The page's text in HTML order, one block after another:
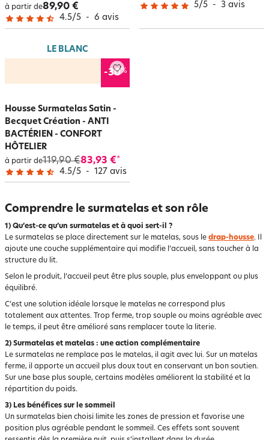
à partir de89,90 €
4.5/5 - 6 avis
5/5 - 3 avis
LE BLANC
-30%
Housse Surmatelas Satin -
Becquet Création - ANTI
BACTÉRIEN - CONFORT
HÔTELIER
à partir de119,90 €83,93 €*
4.5/5 - 127 avis
Comprendre le surmatelas et son rôle
1) Qu’est-ce qu’un surmatelas et à quoi sert-il ?
Le surmatelas se place directement sur le matelas, sous le drap-housse. Il
ajoute une couche supplémentaire qui modifie l’accueil, sans toucher à la
structure du lit.
Selon le produit, l’accueil peut être plus souple, plus enveloppant ou plus
équilibré.
C’est une solution idéale lorsque le matelas ne correspond plus
totalement aux attentes. Trop ferme, trop souple ou moins agréable avec
le temps, il peut être amélioré sans remplacer toute la literie.
2) Surmatelas et matelas : une action complémentaire
Le surmatelas ne remplace pas le matelas, il agit avec lui. Sur un matelas
ferme, il apporte un accueil plus doux tout en conservant un bon soutien.
Sur une base plus souple, certains modèles améliorent la stabilité et la
répartition du poids.
3) Les bénéfices sur le sommeil
Un surmatelas bien choisi limite les zones de pression et favorise une
position plus agréable pendant le sommeil. Ces effets sont souvent